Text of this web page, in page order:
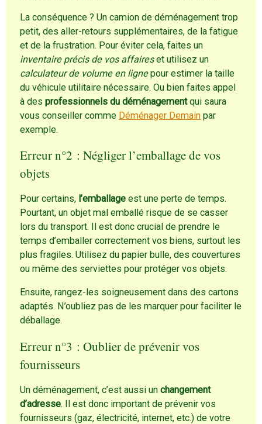
La conséquence ? Un camion de déménagement trop
petit, des aller-retours supplémentaires, de la fatigue
et de la frustration. Pour éviter cela, faites un
inventaire précis de vos affaireset utilisez un
calculateur de volume en lignepour estimer la taille
du véhicule utilitaire nécessaire. Ou bien faites appel
à desprofessionnels du déménagementqui saura
vous conseiller comme Déménager Demain par
exemple.
Erreur n°2 : Négliger l’emballage de vos
objets
Pour certains, l’emballage est une perte de temps.
Pourtant, un objet mal emballé risque de se casser
lors du transport. Il est donc crucial de prendre le
temps d’emballer correctement vos biens, surtout les
plus fragiles. Utilisez du papier bulle, des couvertures
ou même des serviettes pour protéger vos objets.
Ensuite, rangez-les soigneusement dans des cartons
adaptés. N’oubliez pas de les marquer pour faciliter le
déballage.
Erreur n°3 : Oublier de prévenir vos
fournisseurs
Un déménagement, c’est aussi unchangement
d’adresse. Il est donc important de prévenir vos
fournisseurs (gaz, électricité, internet, etc.) de votre